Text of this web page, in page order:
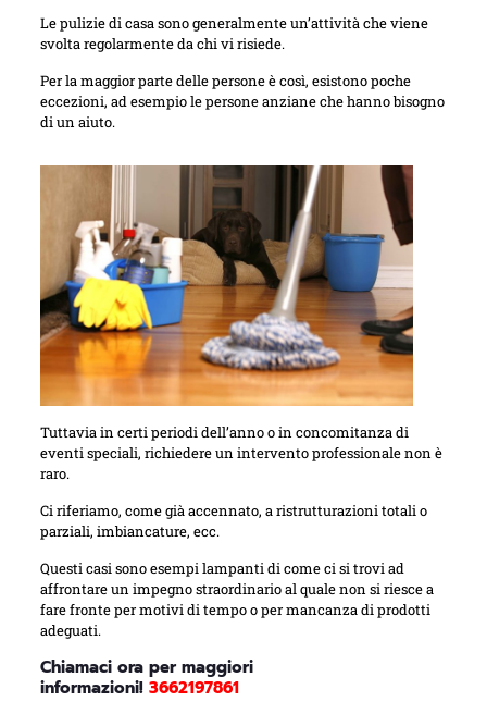
Le pulizie di casa sono generalmente un’attività che viene
svolta regolarmente da chi vi risiede.
Per la maggior parte delle persone è così, esistono poche
eccezioni, ad esempio le persone anziane che hanno bisogno
di un aiuto.
Tuttavia in certi periodi dell’anno o in concomitanza di
eventi speciali, richiedere un intervento professionale non è
raro.
Ci riferiamo, come già accennato, a ristrutturazioni totali o
parziali, imbiancature, ecc.
Questi casi sono esempi lampanti di come ci si trovi ad
affrontare un impegno straordinario al quale non si riesce a
fare fronte per motivi di tempo o per mancanza di prodotti
adeguati.
Chiamaci ora per maggiori
informazioni! 3662197861